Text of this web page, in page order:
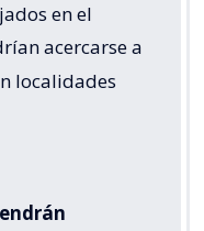
en el
acercarse a
localidades